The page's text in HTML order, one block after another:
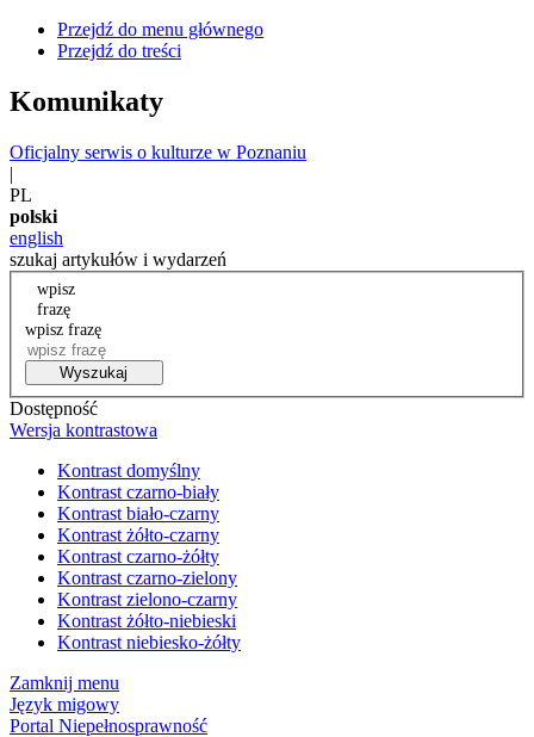
Przejdź do menu głównego
Przejdź do treści
Komunikaty
Oficjalny serwis o kulturze w Poznaniu
|
PL
polski
english
szukaj artykułów i wydarzeń
wpisz
frazę
wpisz frazę
Wyszukaj
Dostępność
Wersja kontrastowa
Kontrast domyślny
Kontrast czarno-biały
Kontrast biało-czarny
Kontrast żółto-czarny
Kontrast czarno-żółty
Kontrast czarno-zielony
Kontrast zielono-czarny
Kontrast żółto-niebieski
Kontrast niebiesko-żółty
Zamknij menu
Język migowy
Portal Niepełnosprawność